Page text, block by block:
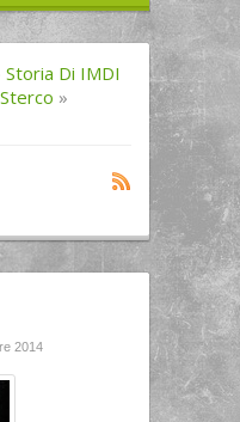
Storia Di IMDI
»
2014